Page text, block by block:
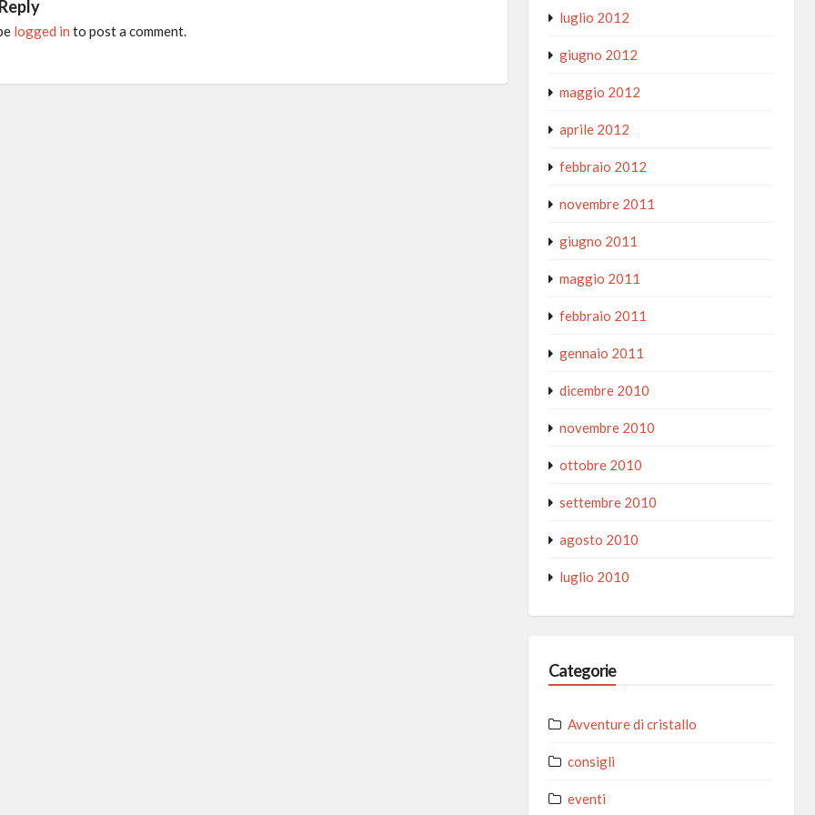
logged in to post a comment.
luglio 2012
giugno 2012
maggio 2012
aprile 2012
febbraio 2012
novembre 2011
giugno 2011
maggio 2011
febbraio 2011
gennaio 2011
dicembre 2010
novembre 2010
ottobre 2010
settembre 2010
agosto 2010
luglio 2010
Categorie
Avventure di cristallo
consigli
eventi